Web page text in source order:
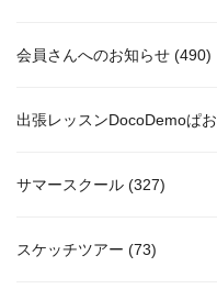
会員さんへのお知らせ (490)
出張レッスンDocoDemoぱお
サマースクール (327)
スケッチツアー (73)